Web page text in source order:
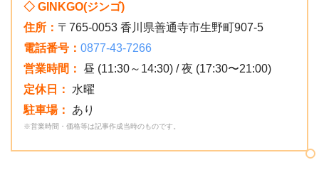
◇ GINKGO(ジンゴ)
住所： 〒765-0053 香川県善通寺市生野町907-5
電話番号： 0877-43-7266
営業時間： 昼 (11:30～14:30) / 夜 (17:30〜21:00)
定休日：
水曜
駐車場：
あり
※営業時間・価格等は記事作成当時のものです。